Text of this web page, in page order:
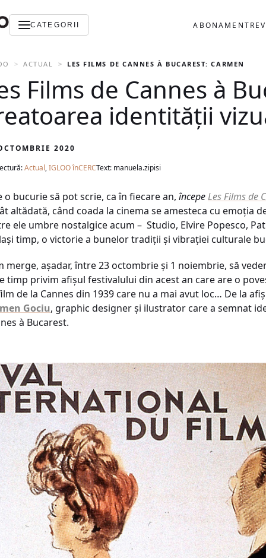
CATEGORII ABONAMENT
ACTUAL LES FILMS DE CANNES À BUCAREST: CARMEN
Films de Cannes à
identității
2020
Actual,IGLOO înCERCText: manuela.zipisi
o bucurie să pot scrie, ca în fiecare an, începeLes Films de
altădată, când coada la cinema se amesteca cu
ele umbre nostalgice acum – Studio, Elvire Popesco,
timp, o victorie a bunelor tradiții și vibrației culturale
merge, așadar, între 23 octombrie și 1 noiembrie, să
timp privim afișul festivalului din acest an care are o
de la Cannes din 1939 care nu a mai avut loc… De la
Gociu, graphic designer și ilustrator care a semnat
à Bucarest.